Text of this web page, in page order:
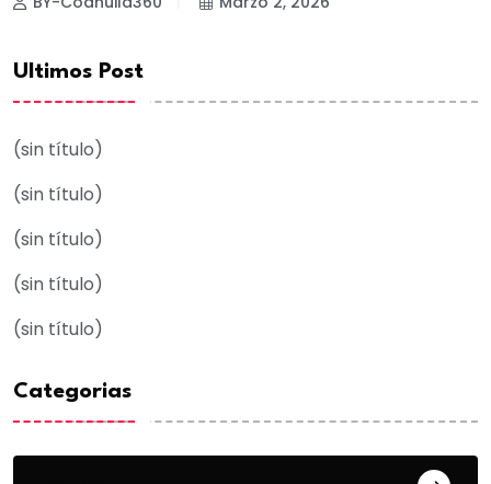
Ultimos Post
(sin título)
(sin título)
(sin título)
(sin título)
(sin título)
Categorias